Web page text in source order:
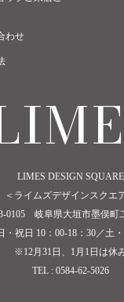
わせ
LIMES DESIGN SQUARE
＜ライムズデザインスクエ
0105 岐阜県大垣市墨俣町
・祝日 10：00-18：30／土
※12月31日、1月1日は休
TEL : 0584-62-5026